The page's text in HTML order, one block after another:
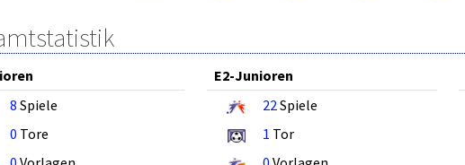
8 Spiele
0 Tore
E2-Junioren
22Spiele
1 Tor